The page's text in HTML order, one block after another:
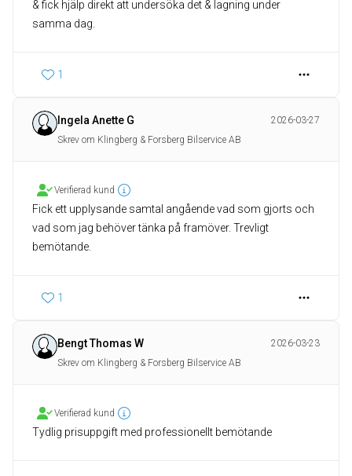
& fick hjälp direkt att undersöka det & lagning under
samma dag.
1
Ingela Anette G
2026-03-27
Skrev om Klingberg & Forsberg Bilservice AB
Verifierad kund
Fick ett upplysande samtal angående vad som gjorts och
vad som jag behöver tänka på framöver. Trevligt
bemötande.
1
Bengt Thomas W
2026-03-23
Skrev om Klingberg & Forsberg Bilservice AB
Verifierad kund
Tydlig prisuppgift med professionellt bemötande